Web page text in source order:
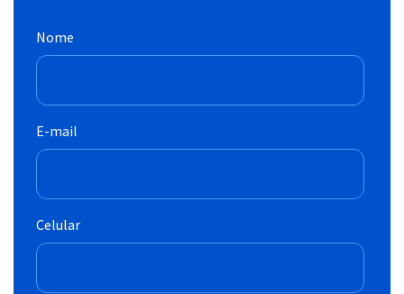
Nome
E-mail
Celular